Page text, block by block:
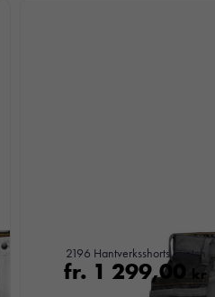
2196 Hantverksshorts Stretch
fr. 1 299,00 kr